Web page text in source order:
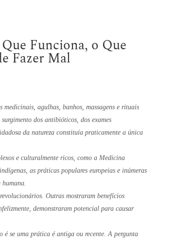
Funciona, o Que
Fazer Mal
medicinais, agulhas, banhos, massagens e rituais
dos antibióticos, dos exames
da natureza constituía praticamente a única
e culturalmente ricos, como a Medicina
as práticas populares europeias e inúmeras
Outras mostraram benefícios
demonstraram potencial para causar
é se uma prática é antiga ou recente. A pergunta